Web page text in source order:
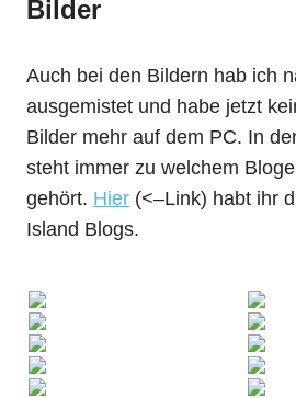
Bilder
Auch bei den Bildern hab ich
ausgemistet und habe jetzt
Bilder mehr auf dem PC. In
steht immer zu welchem
gehört. Hier (<–Link) habt ihr
Island Blogs.